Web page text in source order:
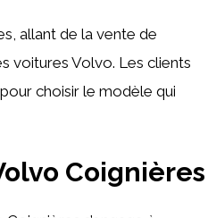
allant de la vente de
voitures Volvo. Les clients
pour choisir le modèle qui
Coignières